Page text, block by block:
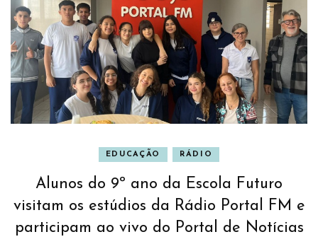
EDUCAÇÃO RÁDIO
Alunos do 9º ano da Escola Futuro
visitam os estúdios da Rádio Portal FM e
participam ao vivo do Portal de Notícias